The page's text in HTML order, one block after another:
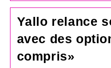
Yallo relance
avec des
compris»